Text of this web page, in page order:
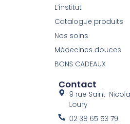
L’institut
Catalogue produits
Nos soins
Médecines douces
BONS CADEAUX
Contact
9 rue Saint-
Loury
02 38 65 53 79